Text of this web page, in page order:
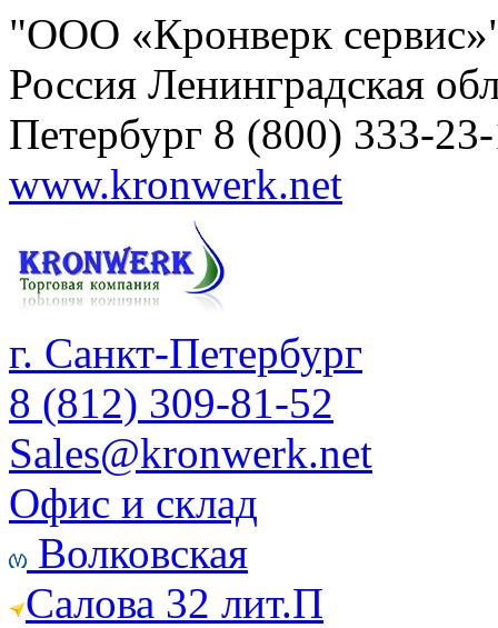
"ООО «Кронверк
Россия Ленинградская
Петербург 8 (800) 333-
www.kronwerk.net
г. Санкт-Петербург
8 (812) 309-81-52
Sales@kronwerk.net
Офис и склад
Волковская
Салова 32 лит.П